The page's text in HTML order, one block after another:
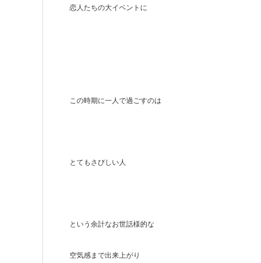
恋人たちの大イベントに
この時期に一人で過ごすのは
とてもさびしい人
という余計なお世話様的な
空気感まで出来上がり